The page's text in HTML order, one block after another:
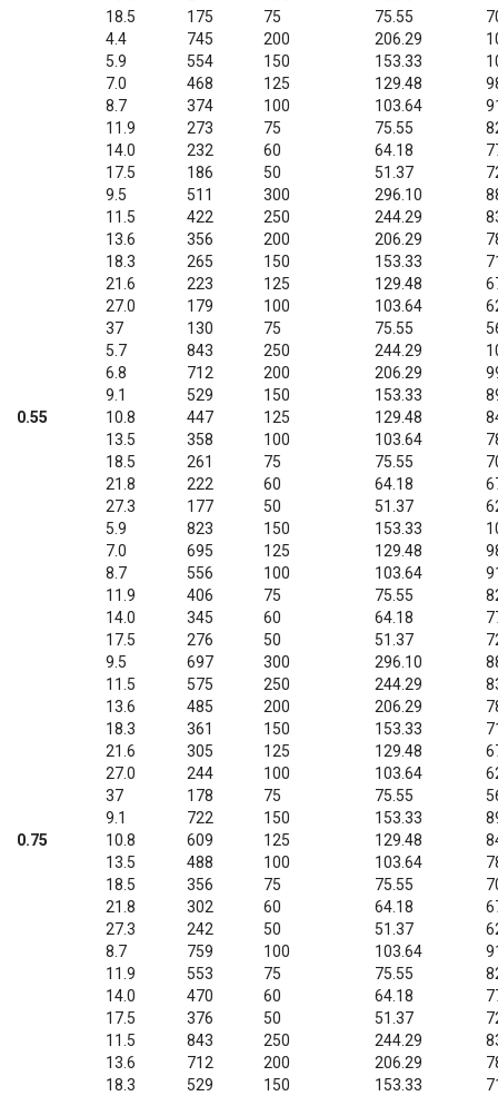
18.5
175
75
75.55
4.4
5.9
7.0
8.7
11.9
14.0
17.5
745
554
468
374
273
232
186
200
150
125
100
75
60
50
206.29
153.33
129.48
103.64
75.55
64.18
51.37
0.55
9.5
11.5
13.6
18.3
21.6
27.0
37
511
422
356
265
223
179
130
300
250
200
150
125
100
75
296.10
244.29
206.29
153.33
129.48
103.64
75.55
5.7
6.8
9.1
10.8
13.5
18.5
21.8
27.3
843
712
529
447
358
261
222
177
250
200
150
125
100
75
60
50
244.29
206.29
153.33
129.48
103.64
75.55
64.18
51.37
5.9
7.0
8.7
11.9
14.0
17.5
823
695
556
406
345
276
150
125
100
75
60
50
153.33
129.48
103.64
75.55
64.18
51.37
0.75
9.5
11.5
13.6
18.3
21.6
27.0
37
697
575
485
361
305
244
178
300
250
200
150
125
100
75
296.10
244.29
206.29
153.33
129.48
103.64
75.55
9.1
10.8
13.5
18.5
21.8
27.3
722
609
488
356
302
242
150
125
100
75
60
50
153.33
129.48
103.64
75.55
64.18
51.37
8.7
11.9
14.0
17.5
759
553
470
376
100
75
60
50
103.64
75.55
64.18
51.37
11.5
13.6
18.3
843
712
529
250
200
150
244.29
206.29
153.33